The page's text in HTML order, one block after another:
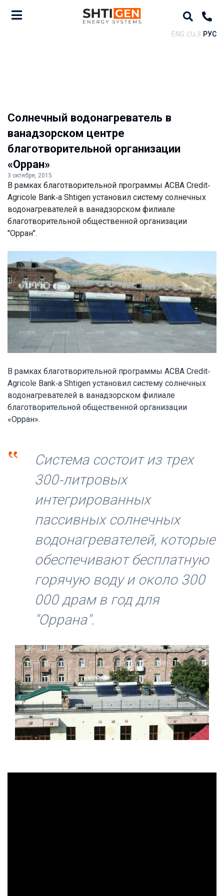
ENG ՀԱՅ РУС
Солнечный водонагреватель в
ванадзорском центре
благотворительной организации
«Орран»
3 октября, 2015
В рамках благотворительной программы ACBA Credit-
Agricole Bank-а Shtigen установил систему солнечных
водонагревателей в ванадзорском филиале
благотворительной общественной организации
"Орран".
В рамках благотворительной программы ACBA Credit-
Agricole Bank-а Shtigen установил систему солнечных
водонагревателей в ванадзорском филиале
благотворительной общественной организации
«Орран».
‟
Система состоит из трех
300-литровых
интегрированных
пассивных солнечных
водонагревателей, которые
обеспечивают бесплатную
горячую воду и около 300
000 драм в год для
"Оррана".